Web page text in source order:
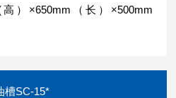
）×650mm（长）×500mm
槽SC-15*